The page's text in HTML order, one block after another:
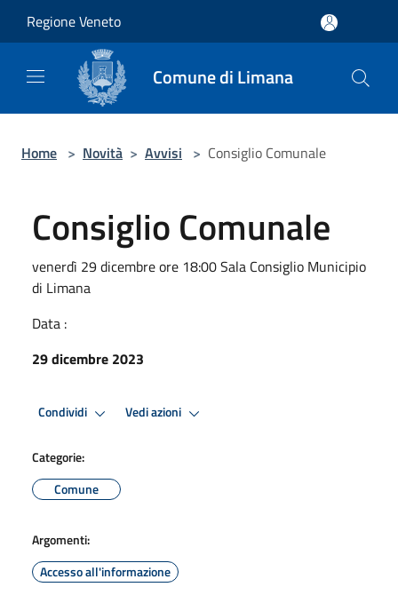
Regione Veneto
Comune di Limana
Home > Novità > Avvisi > Consiglio Comunale
Consiglio Comunale
venerdì 29 dicembre ore 18:00 Sala Consiglio Municipio
di Limana
Data :
29 dicembre 2023
Condividi Vedi azioni
Categorie:
Comune
Argomenti:
Accesso all'informazione